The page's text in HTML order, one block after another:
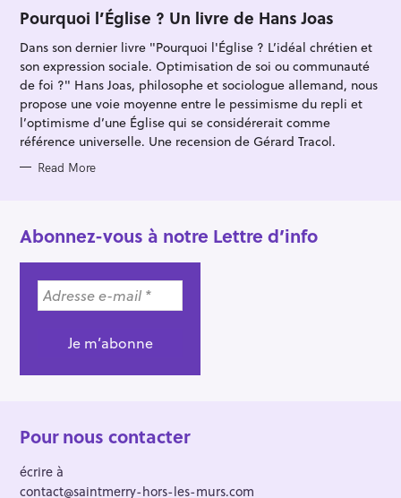
T
E
O
I
E
S
Pourquoi l’Église ? Un livre de Hans Joas
Dans son dernier livre "Pourquoi l'Église ? L’idéal chrétien et
son expression sociale. Optimisation de soi ou communauté
de foi ?" Hans Joas, philosophe et sociologue allemand, nous
propose une voie moyenne entre le pessimisme du repli et
l’optimisme d’une Église qui se considérerait comme
référence universelle. Une recension de Gérard Tracol.
Read More
Abonnez-vous à notre Lettre d’info
Pour nous contacter
écrire à
contact@saintmerry-hors-les-murs.com